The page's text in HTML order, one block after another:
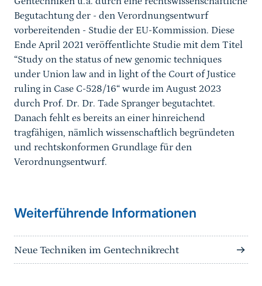
Begutachtung der - den Verordnungsentwurf
vorbereitenden - Studie der EU-Kommission. Diese
Ende April 2021 veröffentlichte Studie mit dem Titel
“Study on the status of new genomic techniques
under Union law and in light of the Court of Justice
ruling in Case C-528/16“ wurde im August 2023
durch Prof. Dr. Dr. Tade Spranger begutachtet.
Danach fehlt es bereits an einer hinreichend
tragfähigen, nämlich wissenschaftlich begründeten
und rechtskonformen Grundlage für den
Verordnungsentwurf.
Weiterführende Informationen
Neue Techniken im Gentechnikrecht